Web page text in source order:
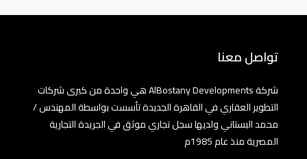
تواصل معنا
شركة AlBostany Developments هي واحدة من كبرى شركات
التطوير العقاري في القاهرة الجديدة تأسست بواسطة المهندس /
محمد البستاني ولديها سجل تجاري موثق في الجريدة التجارية
المصرية منذ عام 1985م